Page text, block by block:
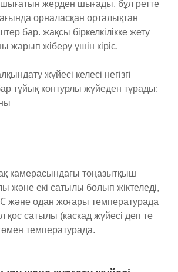
шығатын жерден шығады, бұл ретте
орналасқан орталықтан
бар. жақсы біркелкілікке жету
жарып жіберу үшін кіріс.
жүйесі келесі негізгі
тұйық контурлы жүйеден тұрады:
камерасындағы тоңазытқыш
және екі сатылы болып жіктеледі,
және одан жоғары температурада
қос сатылы (каскад жүйесі деп те
температурада.